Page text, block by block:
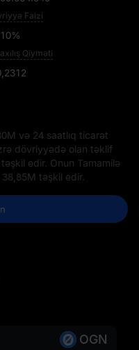
Faizi
Qiyməti
və 24 saatlıq ticarət
dövriyyədə olan təklif
təşkil edir. Onun Tamamilə
təşkil edir.
OGN